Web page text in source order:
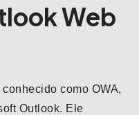
Web
conhecido como OWA,
Outlook. Ele